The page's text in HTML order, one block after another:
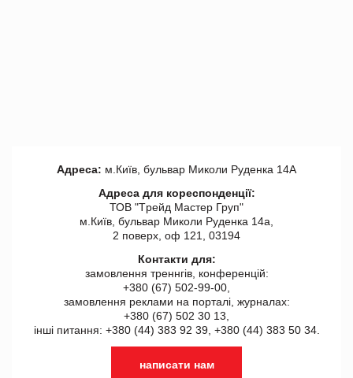
Адреса: м.Київ, бульвар Миколи Руденка 14А
Адреса для кореспонденції:
ТОВ "Tрейд Мастер Груп"
м.Київ, бульвар Миколи Руденка 14а,
2 поверх, оф 121, 03194
Контакти для:
замовлення треннгів, конференцій:
+380 (67) 502-99-00,
замовлення реклами на порталі, журналах:
+380 (67) 502 30 13,
інші питання: +380 (44) 383 92 39, +380 (44) 383 50 34.
написати нам